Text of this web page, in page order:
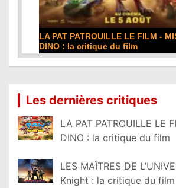
DE LA COMÉDIE-FRANÇAISE : la
film
Les dernières critiques
LA PAT PATROUILLE LE
DINO : la critique du film
LES MAÎTRES DE
Knight : la critique du